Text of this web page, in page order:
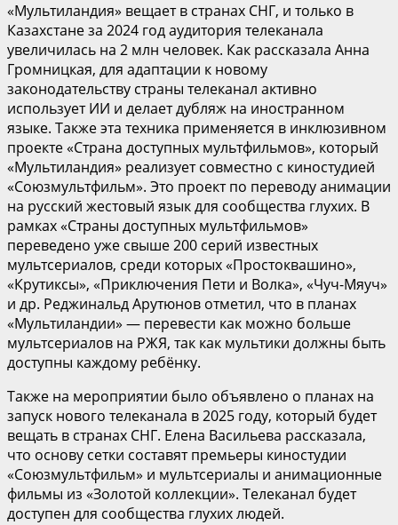
«Мультиландия» вещает в странах СНГ, и только в
Казахстане за 2024 год аудитория телеканала
увеличилась на 2 млн человек. Как рассказала Анна
Громницкая, для адаптации к новому
законодательству страны телеканал активно
использует ИИ и делает дубляж на иностранном
языке. Также эта техника применяется в инклюзивном
проекте «Страна доступных мультфильмов», который
«Мультиландия» реализует совместно с киностудией
«Союзмультфильм». Это проект по переводу анимации
на русский жестовый язык для сообщества глухих. В
рамках «Страны доступных мультфильмов»
переведено уже свыше 200 серий известных
мультсериалов, среди которых «Простоквашино»,
«Крутиксы», «Приключения Пети и Волка», «Чуч-Мяуч»
и др. Реджинальд Арутюнов отметил, что в планах
«Мультиландии» — перевести как можно больше
мультсериалов на РЖЯ, так как мультики должны быть
доступны каждому ребёнку.
Также на мероприятии было объявлено о планах на
запуск нового телеканала в 2025 году, который будет
вещать в странах СНГ. Елена Васильева рассказала,
что основу сетки составят премьеры киностудии
«Союзмультфильм» и мультсериалы и анимационные
фильмы из «Золотой коллекции». Телеканал будет
доступен для сообщества глухих людей.